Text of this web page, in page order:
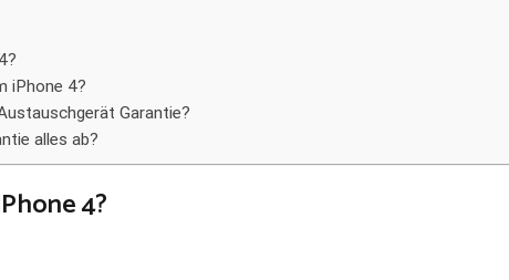
iPhone 4?
Garantie?
alles ab?
4?